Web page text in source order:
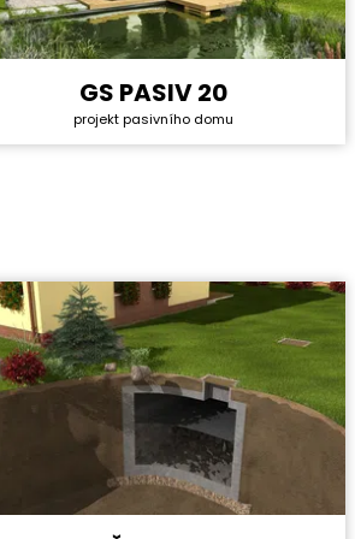
Cena stavby svépomocí:
4 958 400 Kč
Cena projektu:
GS PASIV 20
projekt pasivního domu